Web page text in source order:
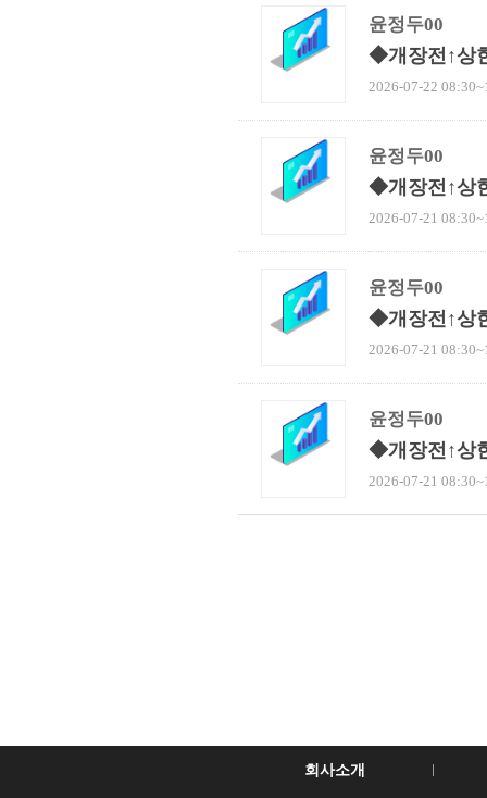
윤정두00
◆개장전↑상
2026-07-22
윤정두00
◆개장전↑상
2026-07-21
윤정두00
◆개장전↑상
2026-07-21
윤정두00
◆개장전↑상
2026-07-21
회사소개